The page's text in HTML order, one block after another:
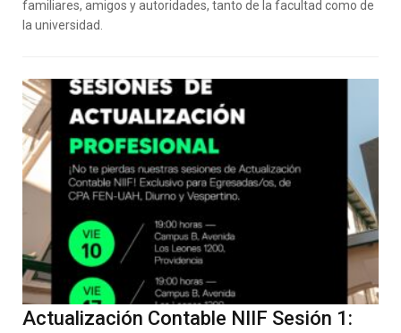
familiares, amigos y autoridades, tanto de la facultad como de
la universidad.
Actualización Contable NIIF Sesión 1: